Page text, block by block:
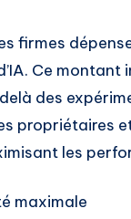
firmes
Ce montant
des
propriétaires
les
maximale